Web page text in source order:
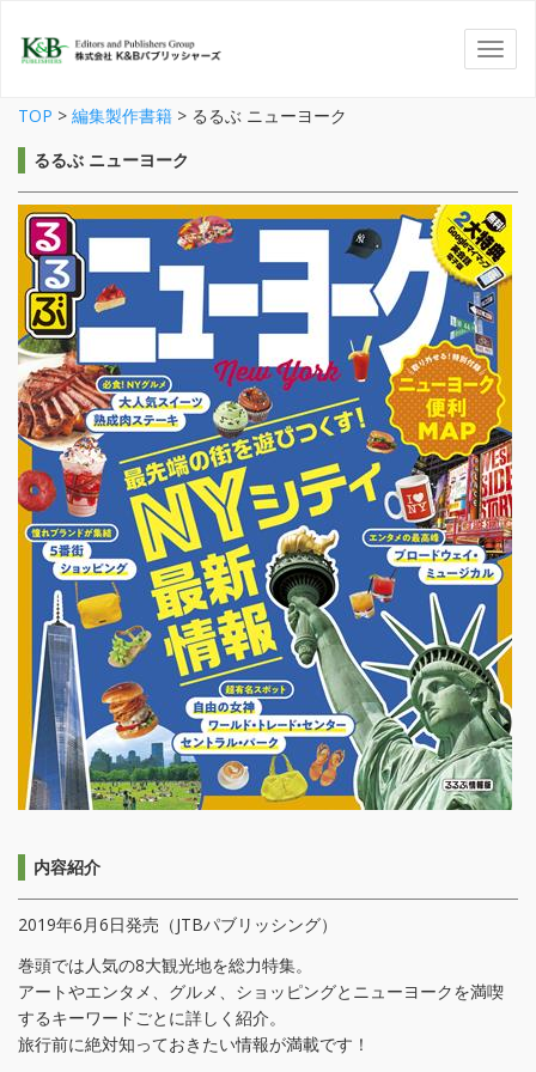
TOP > 編集製作書籍 > るるぶ ニューヨーク
るるぶ ニューヨーク
内容紹介
2019年6月6日発売（JTBパブリッシング）
巻頭では人気の8大観光地を総力特集。
アートやエンタメ、グルメ、ショッピングとニューヨークを満喫
するキーワードごとに詳しく紹介。
旅行前に絶対知っておきたい情報が満載です！